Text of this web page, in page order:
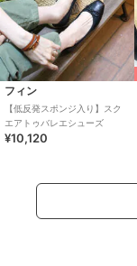
フィン
【低反発スポンジ入り】スク
エアトゥバレエシューズ
¥10,120